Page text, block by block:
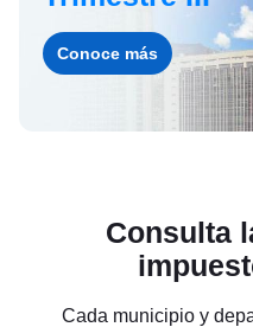
Conoce más
Consulta
Cada municipio y